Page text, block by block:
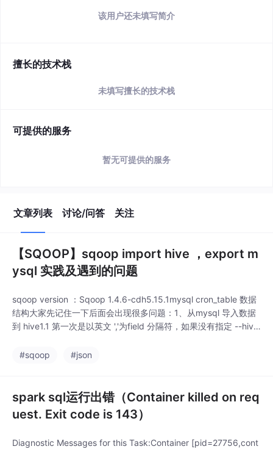
该用户还未填写简介
擅长的技术栈
未填写擅长的技术栈
可提供的服务
暂无可提供的服务
文章列表 讨论/问答 关注
【SQOOP】sqoop import hive ，export m
ysql 实践及遇到的问题
sqoop version ：Sqoop 1.4.6-cdh5.15.1mysql cron_table 数据
结构大家先记住一下后面会出现很多问题：1、从mysql 导入数据
到 hive1.1 第一次是以英文 ','为field 分隔符，如果没有指定 --hive
or...
#sqoop #json
spark sql运行出错（Container killed on req
uest. Exit code is 143）
Diagnostic Messages for this Task:Container [pid=27756,cont